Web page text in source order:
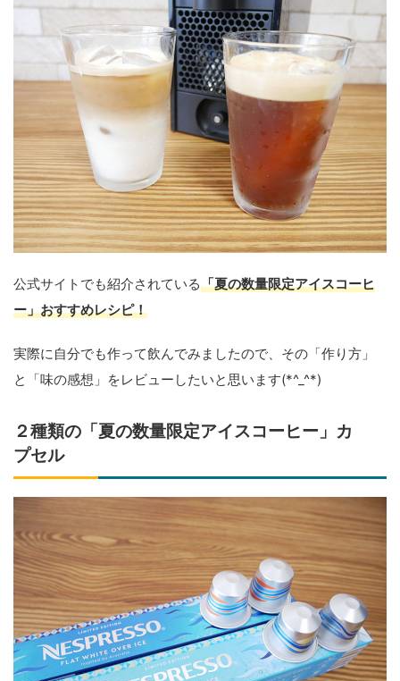
公式サイトでも紹介されている「夏の数量限定アイスコーヒ
ー」おすすめレシピ！
実際に自分でも作って飲んでみましたので、その「作り方」
と「味の感想」をレビューしたいと思います(*^_^*)
２種類の「夏の数量限定アイスコーヒー」カ
プセル